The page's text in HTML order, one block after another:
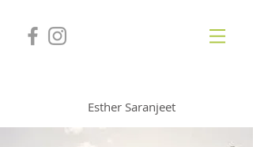
Esther Saranjeet